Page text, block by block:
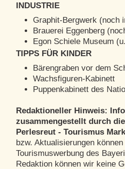
INDUSTRIE
Graphit-Bergwerk (noch
Brauerei Eggenberg
Egon Schiele Museum
TIPPS FÜR KINDER
Bärengraben vor dem
Wachsfiguren-Kabinett
Puppenkabinett des
Redaktioneller Hinweis:
zusammengestellt durch
Perlesreut - Tourismus
bzw. Aktualisierungen
Tourismuswerbung des
Redaktion können wir keine